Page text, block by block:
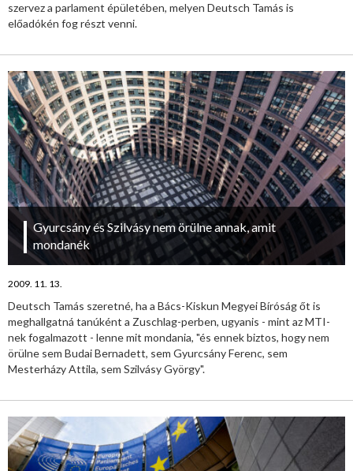
szervez a parlament épületében, melyen Deutsch Tamás is
előadókén fog részt venni.
Gyurcsány és Szilvásy nem örülne annak, amit
mondanék
2009. 11. 13.
Deutsch Tamás szeretné, ha a Bács-Kiskun Megyei Bíróság őt is
meghallgatná tanúként a Zuschlag-perben, ugyanis - mint az MTI-
nek fogalmazott - lenne mit mondania, "és ennek biztos, hogy nem
örülne sem Budai Bernadett, sem Gyurcsány Ferenc, sem
Mesterházy Attila, sem Szilvásy György".